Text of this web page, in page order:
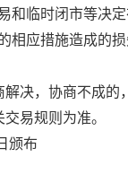
和临时闭市等决
相应措施造成的
决，协商不成
易规则为准。
颁布